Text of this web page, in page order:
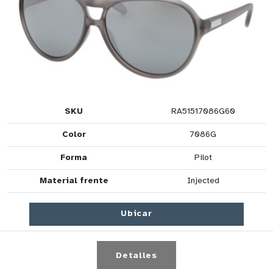
SKU RA51517086G60
Color 7086G
Forma Pilot
Material frente Injected
Ubicar
Detalles